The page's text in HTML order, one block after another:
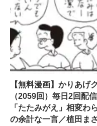
【無料漫画】かりあげ
（2059回）毎日2回配信
「たたみがえ」相変わ
の余計な一言／植田ま